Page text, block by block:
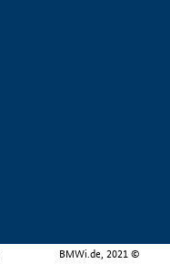
BMWi.de, 2021 ©